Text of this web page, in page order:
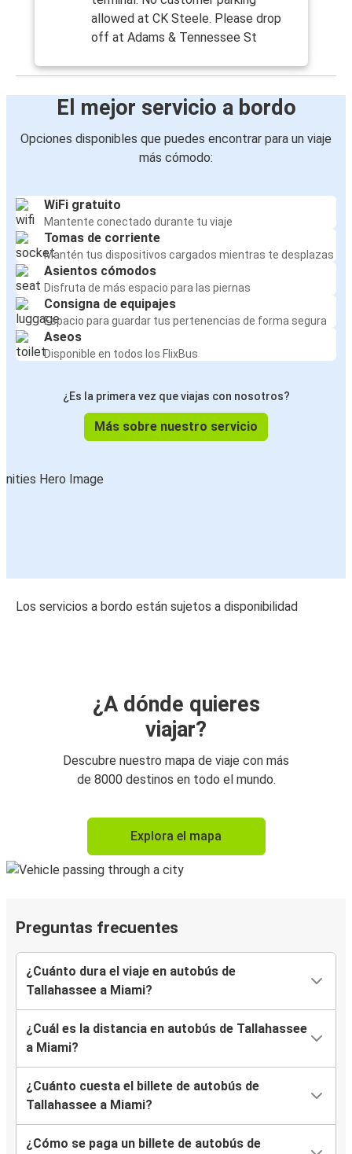
allowed at CK Steele. Please drop
off at Adams & Tennessee St
El mejor servicio a bordo
Opciones disponibles que puedes encontrar para un viaje
más cómodo:
WiFi gratuito
Mantente conectado durante tu viaje
Tomas de corriente
Mantén tus dispositivos cargados mientras te desplazas
Asientos cómodos
Disfruta de más espacio para las piernas
Consigna de equipajes
Espacio para guardar tus pertenencias de forma segura
Aseos
Disponible en todos los FlixBus
¿Es la primera vez que viajas con nosotros?
Más sobre nuestro servicio
Los servicios a bordo están sujetos a disponibilidad
¿A dónde quieres
viajar?
Descubre nuestro mapa de viaje con más
de 8000 destinos en todo el mundo.
Explora el mapa
Preguntas frecuentes
¿Cuánto dura el viaje en autobús de
Tallahassee a Miami?
¿Cuál es la distancia en autobús de Tallahassee
a Miami?
¿Cuánto cuesta el billete de autobús de
Tallahassee a Miami?
¿Cómo se paga un billete de autobús de